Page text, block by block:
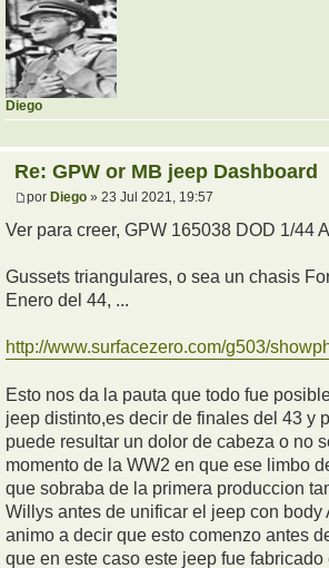
Diego
Re: GPW or MB jeep Dashboard
por Diego » 23 Jul 2021, 19:57
Ver para creer, GPW 165038 DOD 1/44
Gussets triangulares, o sea un chasis
Enero del 44, ...
http://www.surfacezero.com/g503/
Esto nos da la pauta que todo fue
jeep distinto,es decir de finales del 43 y
puede resultar un dolor de cabeza o no
momento de la WW2 en que ese limbo
que sobraba de la primera produccion
Willys antes de unificar el jeep con body
animo a decir que esto comenzo antes
que en este caso este jeep fue fabricado